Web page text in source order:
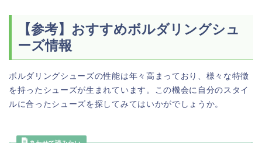
【参考】おすすめボルダリングシュ
ーズ情報
ボルダリングシューズの性能は年々高まっており、様々な特徴
を持ったシューズが生まれています。この機会に自分のスタイ
ルに合ったシューズを探してみてはいかがでしょうか。